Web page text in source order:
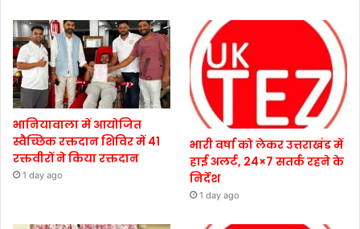
भानियावाला में आयोजित
स्वैच्छिक रक्तदान शिविर में 41
रक्तवीरों ने किया रक्तदान
1 day ago
भारी वर्षा को लेकर उत्तराखंड में
हाई अलर्ट, 24×7 सतर्क रहने के
निर्देश
1 day ago